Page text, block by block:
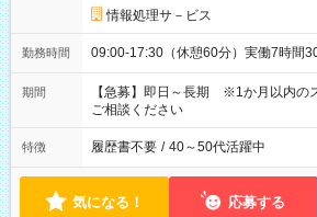
情報処理サ－ビス
勤務時間 09:00-17:30（休憩60分）実働7時間
期間
【急募】即日～長期 ※1か月以内の
ご相談ください
特徴 履歴書不要 / 40～50代活躍中
気になる！ 応募する